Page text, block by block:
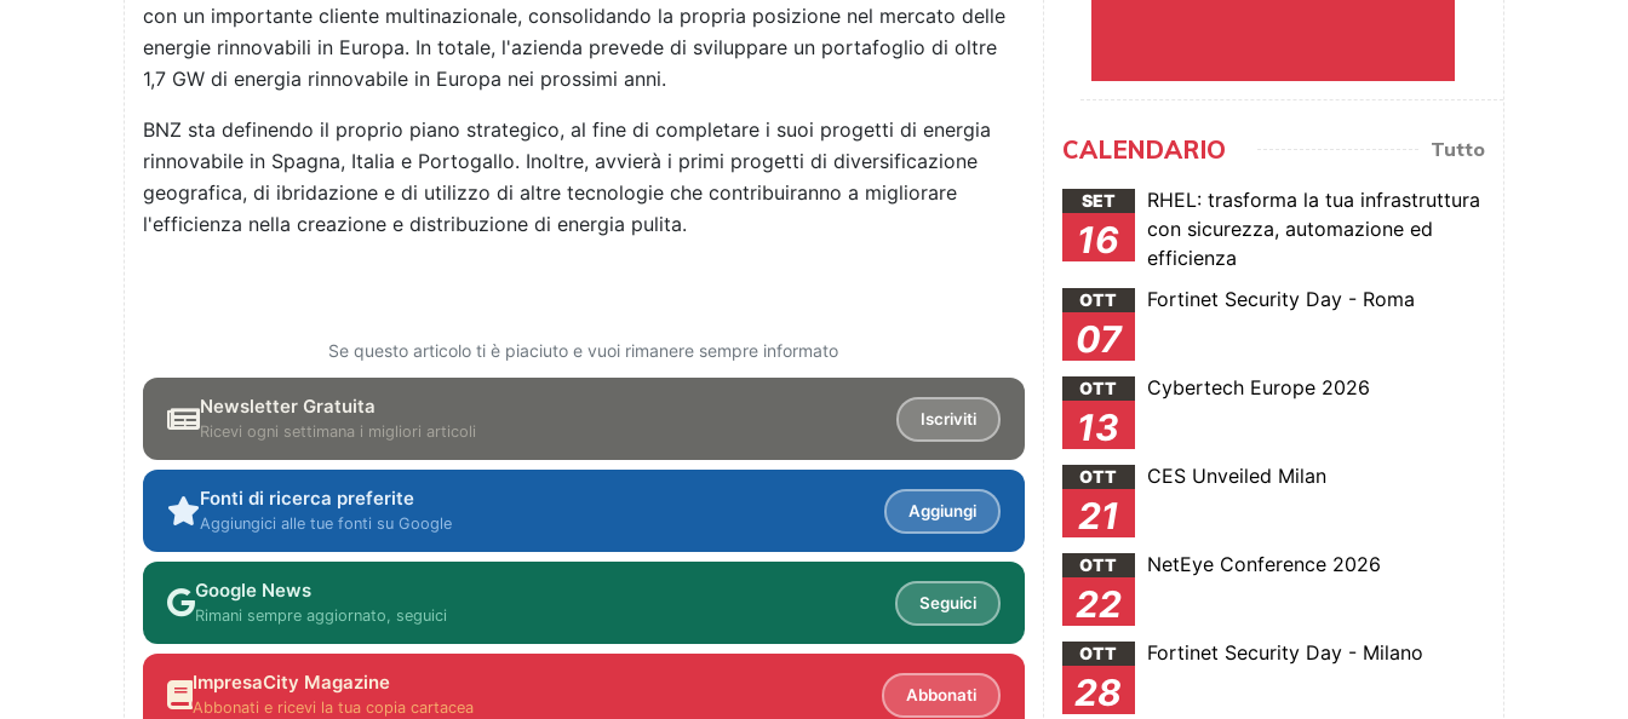
con un importante cliente multinazionale, consolidando la propria posizione nel mercato delle
energie rinnovabili in Europa. In totale, l'azienda prevede di sviluppare un portafoglio di oltre
1,7 GW di energia rinnovabile in Europa nei prossimi anni.
BNZ sta definendo il proprio piano strategico, al fine di completare i suoi progetti di energia
rinnovabile in Spagna, Italia e Portogallo. Inoltre, avvierà i primi progetti di diversificazione
geografica, di ibridazione e di utilizzo di altre tecnologie che contribuiranno a migliorare
l'efficienza nella creazione e distribuzione di energia pulita.
Se questo articolo ti è piaciuto e vuoi rimanere sempre informato
Newsletter Gratuita
Ricevi ogni settimana i migliori articoli
Iscriviti
Fonti di ricerca preferite
Aggiungici alle tue fonti su Google
Aggiungi
Google News
Rimani sempre aggiornato, seguici
Seguici
ImpresaCity Magazine
Abbonati e ricevi la tua copia cartacea
Abbonati
CALENDARIO Tutto
SET
16
RHEL: trasforma la tua infrastruttura
con sicurezza, automazione ed
efficienza
OTT
07
Fortinet Security Day - Roma
OTT
13
Cybertech Europe 2026
OTT
21
CES Unveiled Milan
OTT
22
NetEye Conference 2026
OTT
28
Fortinet Security Day - Milano